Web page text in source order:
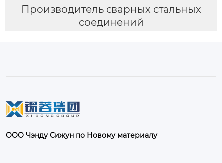
Производитель сварных стальных
соединений
ООО Чэнду Сижун по Новому материалу